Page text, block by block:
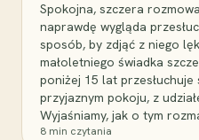
Spokojna, szczera
naprawdę wygląda
sposób, by zdjąć z niego
małoletniego świadka
poniżej 15 lat
przyjaznym pokoju, z
Wyjaśniamy, jak o tym
8 min czytania